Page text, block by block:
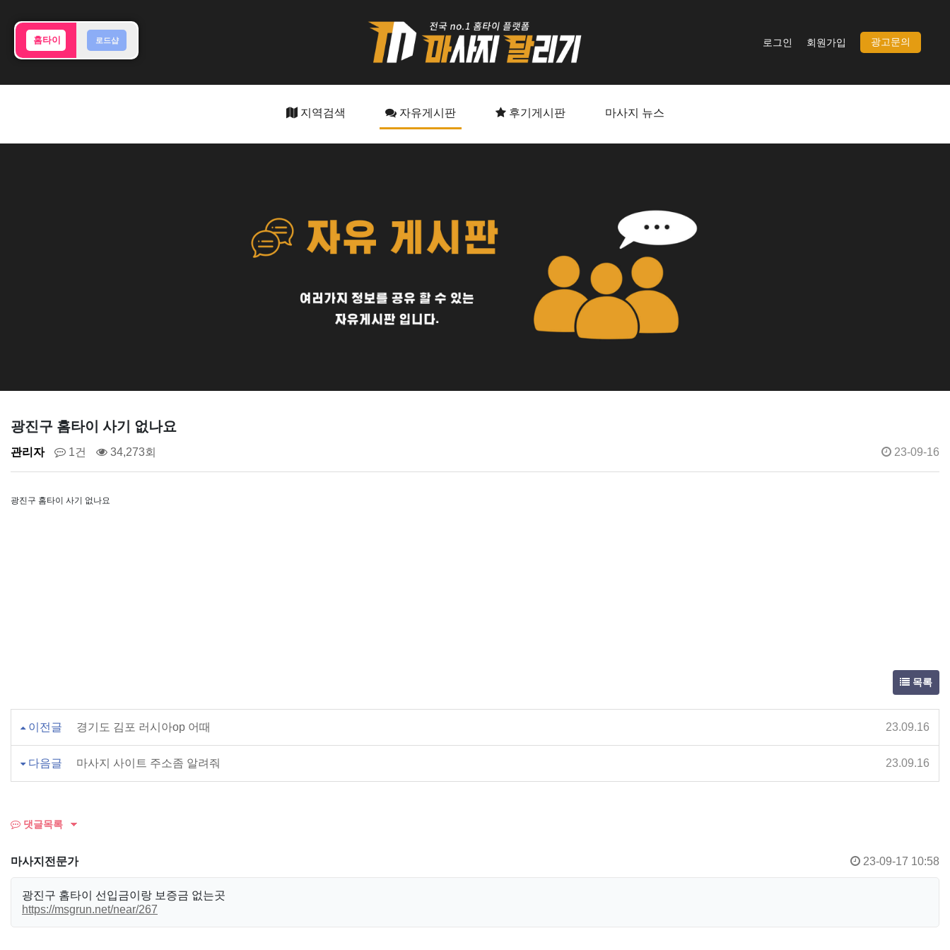
홈타이 로드샵 로그인 회원가입 광고문의
지역검색 자유게시판 후기게시판 마사지 뉴스
광진구 홈타이 사기 없나요
관리자 1건 34,273회 23-09-16
광진구 홈타이 사기 없나요
목록
이전글 경기도 김포 러시아op 어때 23.09.16
다음글 마사지 사이트 주소좀 알려줘 23.09.16
댓글목록
마사지전문가 23-09-17 10:58
광진구 홈타이 선입금이랑 보증금 없는곳
https://msgrun.net/near/267